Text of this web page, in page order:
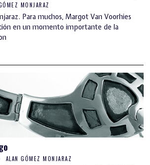
MONJARAZ
Para muchos, Margot Van Voorhies
en un momento importante de la
ALAN GÓMEZ MONJARAZ